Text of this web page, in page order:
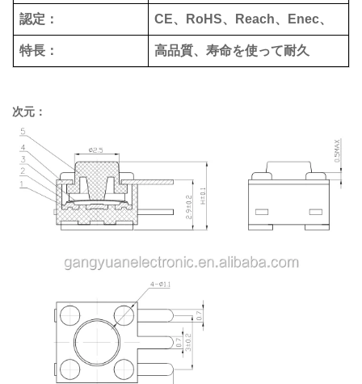
認定： CE、RoHS、Reach、Enec、
特長： 高品質、寿命を使って耐久
次元：